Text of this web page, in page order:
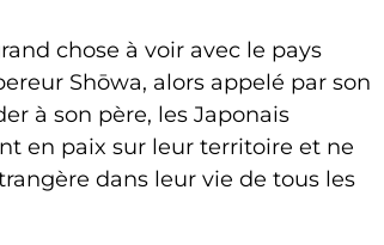
chose à voir avec le pays
Shōwa, alors appelé par son
à son père, les Japonais
en paix sur leur territoire et ne
dans leur vie de tous les